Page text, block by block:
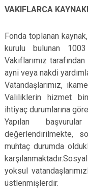
VAKIFLARCA
Fonda toplanan
kurulu bulunan
Vakıflarımız
ayni veya nakdi
Vatandaşlarımız,
Valiliklerin hizmet
ihtiyaç durumlarına
Yapılan
değerlendirilmekte,
muhtaç durumda
yoksul
üstlenmişlerdir.